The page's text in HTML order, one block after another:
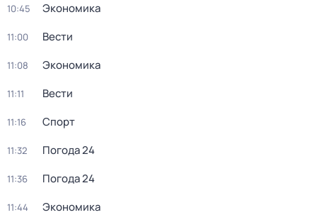
10:45 Экономика
11:00 Вести
11:08 Экономика
11:11 Вести
11:16 Спорт
11:32 Погода 24
11:36 Погода 24
11:44 Экономика